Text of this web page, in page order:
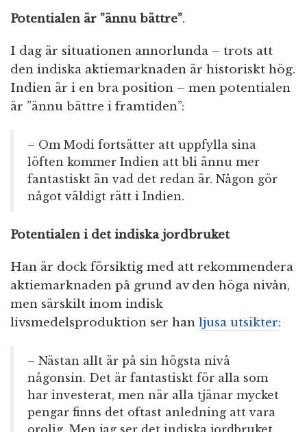
Potentialen är ”ännu bättre”.
I dag är situationen annorlunda – trots att
den indiska aktiemarknaden är historiskt hög.
Indien är i en bra position – men potentialen
är ”ännu bättre i framtiden”:
– Om Modi fortsätter att uppfylla sina
löften kommer Indien att bli ännu mer
fantastiskt än vad det redan är. Någon gör
något väldigt rätt i Indien.
Potentialen i det indiska jordbruket
Han är dock försiktig med att rekommendera
aktiemarknaden på grund av den höga nivån,
men särskilt inom indisk
livsmedelsproduktion ser han ljusa utsikter:
– Nästan allt är på sin högsta nivå
någonsin. Det är fantastiskt för alla som
har investerat, men när alla tjänar mycket
pengar finns det oftast anledning att vara